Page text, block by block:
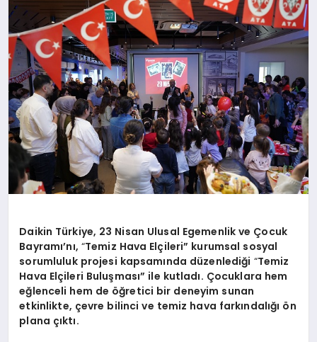
Daikin Türkiye, 23 Nisan Ulusal Egemenlik ve Çocuk
Bayramı’nı, “Temiz Hava Elçileri” kurumsal sosyal
sorumluluk projesi kapsamında düzenlediği “Temiz
Hava Elçileri Buluşması” ile kutladı. Çocuklara hem
eğlenceli hem de öğretici bir deneyim sunan
etkinlikte, çevre bilinci ve temiz hava farkındalığı ön
plana çıktı.